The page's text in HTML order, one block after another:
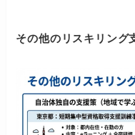
その他のリスキリング